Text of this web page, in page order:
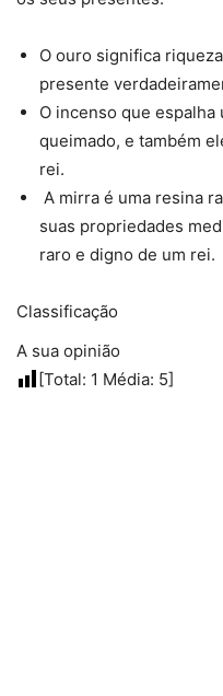
O ouro significa
presente
O incenso que
queimado, e também
rei.
A mirra é uma resina
suas propriedades
raro e digno de um rei.
Classificação
A sua opinião
[Total: 1 Média: 5]